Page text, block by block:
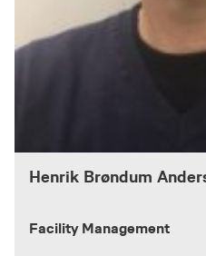
Henrik Brøndum
Facility Management